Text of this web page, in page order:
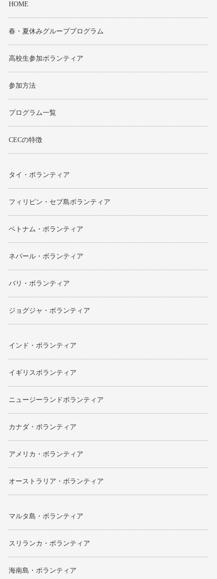
HOME
春・夏休みグループプログラム
高校生参加ボランティア
参加方法
プログラム一覧
CECの特徴
タイ・ボランティア
フィリピン・セブ島ボランティア
ベトナム・ボランティア
ネパール・ボランティア
バリ・ボランティア
ジョグジャ・ボランティア
インド・ボランティア
イギリスボランティア
ニュージーランドボランティア
カナダ・ボランティア
アメリカ・ボランティア
オーストラリア・ボランティア
マルタ島・ボランティア
スリランカ・ボランティア
海南島・ボランティア